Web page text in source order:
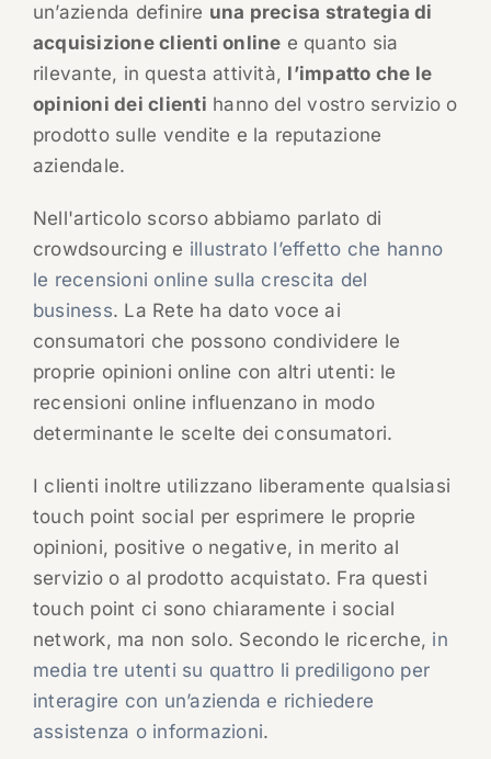
un’azienda definire una precisa strategia di
acquisizione clienti online e quanto sia
rilevante, in questa attività, l’impatto che le
opinioni dei clienti hanno del vostro servizio o
prodotto sulle vendite e la reputazione
aziendale.
Nell'articolo scorso abbiamo parlato di
crowdsourcing e illustrato l’effetto che hanno
le recensioni online sulla crescita del
business. La Rete ha dato voce ai
consumatori che possono condividere le
proprie opinioni online con altri utenti: le
recensioni online influenzano in modo
determinante le scelte dei consumatori.
I clienti inoltre utilizzano liberamente qualsiasi
touch point social per esprimere le proprie
opinioni, positive o negative, in merito al
servizio o al prodotto acquistato. Fra questi
touch point ci sono chiaramente i social
network, ma non solo. Secondo le ricerche, in
media tre utenti su quattro li prediligono per
interagire con un’azienda e richiedere
assistenza o informazioni.